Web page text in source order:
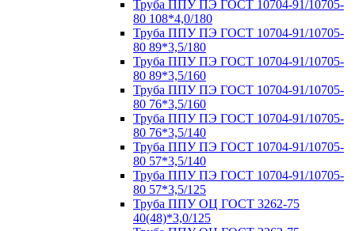
Труба ППУ ПЭ ГОСТ 10704-91/10705-
80 108*4,0/180
Труба ППУ ПЭ ГОСТ 10704-91/10705-
80 89*3,5/180
Труба ППУ ПЭ ГОСТ 10704-91/10705-
80 89*3,5/160
Труба ППУ ПЭ ГОСТ 10704-91/10705-
80 76*3,5/160
Труба ППУ ПЭ ГОСТ 10704-91/10705-
80 76*3,5/140
Труба ППУ ПЭ ГОСТ 10704-91/10705-
80 57*3,5/140
Труба ППУ ПЭ ГОСТ 10704-91/10705-
80 57*3,5/125
Труба ППУ ОЦ ГОСТ 3262-75
40(48)*3,0/125